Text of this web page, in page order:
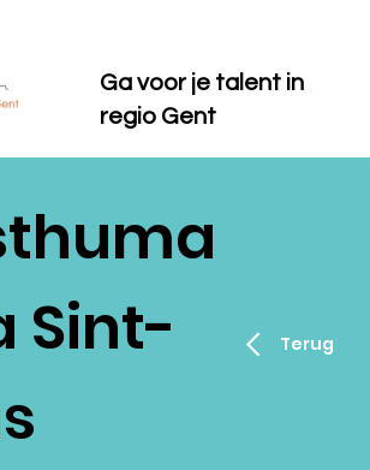
Ga voor je talent in
regio Gent
Sint-
Terug